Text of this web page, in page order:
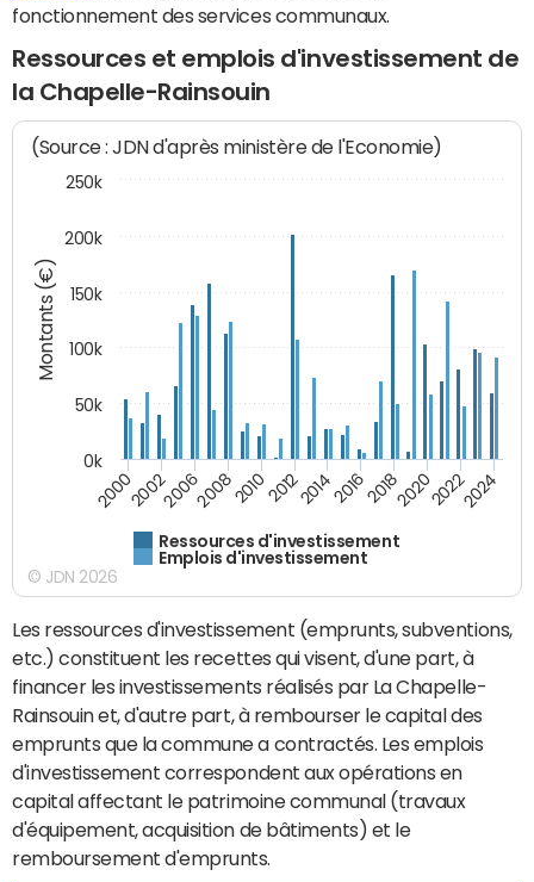
fonctionnement des services communaux.
Ressources et emplois d'investissement de
la Chapelle-Rainsouin
Montants (€)
(Source : JDN d'après ministère de l'Economie)
Ressources d'investissement
Emplois d'investissement
200020022006200820102012201420162018202020222024
0k
50k
100k
150k
200k
250k
© JDN 2026
Les ressources d'investissement (emprunts, subventions,
etc.) constituent les recettes qui visent, d'une part, à
financer les investissements réalisés par La Chapelle-
Rainsouin et, d'autre part, à rembourser le capital des
emprunts que la commune a contractés. Les emplois
d'investissement correspondent aux opérations en
capital affectant le patrimoine communal (travaux
d'équipement, acquisition de bâtiments) et le
remboursement d'emprunts.